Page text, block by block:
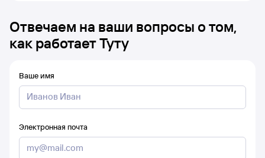
Отвечаем на ваши вопросы о том,
как работает Туту
Ваше имя
Электронная почта